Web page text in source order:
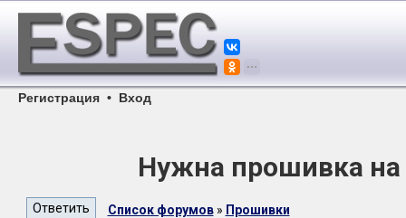
Регистрация • Вход
Нужна прошивка на
Список форумов» Прошивки